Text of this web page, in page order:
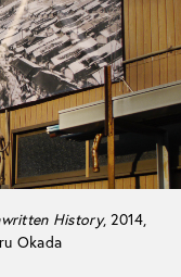
History, 2014,
Okada